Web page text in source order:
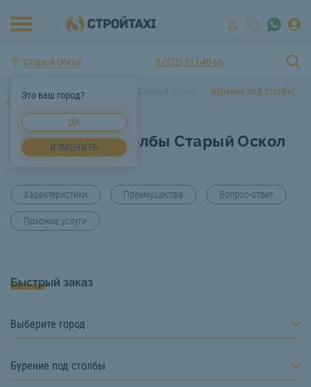
Старый Оскол
Это ваш город?
ДА
ИЗМЕНИТЬ
8 (922) 517-40-66
Главная Услуги спецтехники Старый Оскол
Бурение под столбы
Старый Оскол
Бурение под столбы Старый Оскол
Характеристики Преимущества Вопрос-ответ
Похожие услуги
Быстрый заказ
Выберите город
Бурение под столбы